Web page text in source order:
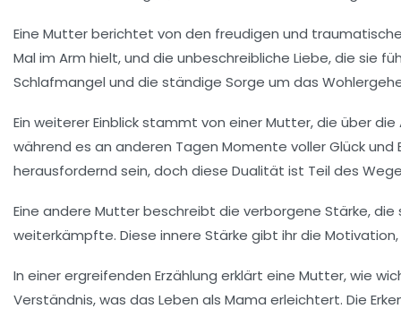
Eine Mutter berichtet von den freudigen und
Mal im Arm hielt, und die unbeschreibliche Liebe, die sie
Schlafmangel und die ständige Sorge um das
Ein weiterer Einblick stammt von einer Mutter, die über die
während es an anderen Tagen Momente voller Glück und
herausfordernd sein, doch diese Dualität ist Teil des
Eine andere Mutter beschreibt die verborgene Stärke, die
weiterkämpfte. Diese innere Stärke gibt ihr die
In einer ergreifenden Erzählung erklärt eine Mutter, wie
Verständnis, was das Leben als Mama erleichtert. Die